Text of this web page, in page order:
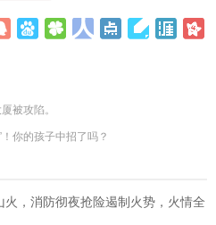
被攻陷。
你的孩子中招了吗？
，消防彻夜抢险遏制火势，火情全